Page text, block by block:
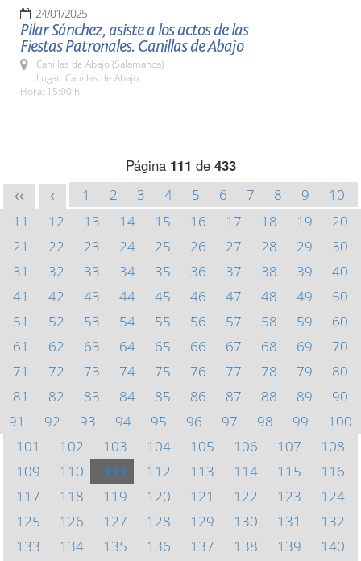
24/01/2025
Pilar Sánchez, asiste a los actos de las
Fiestas Patronales. Canillas de Abajo
Canillas de Abajo (Salamanca)
Lugar: Canillas de Abajo.
Hora: 15:00 h.
Página 111 de 433
<< < 1 2 3 4 5 6 7 8 9
10
11
12 13 14 15 16 17 18 19
20
21
22 23 24 25 26 27 28 29
30
31
32 33 34 35 36 37 38 39
40
41
42 43 44 45 46 47 48 49
50
51
52 53 54 55 56 57 58 59
60
61
62 63 64 65 66 67 68 69
70
71
72 73 74 75 76 77 78 79
80
81
82 83 84 85 86 87 88 89
90
91
92 93 94 95 96 97 98 99
100
101
102 103 104 105 106 107
108
109
110 111 112 113 114 115
116
117
118 119 120 121 122 123
124
125
126 127 128 129 130 131
132
133
134 135 136 137 138 139
140